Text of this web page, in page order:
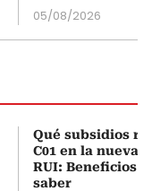
05/08/2026
Qué subsidios
C01 en la nueva
RUI: Beneficios
saber